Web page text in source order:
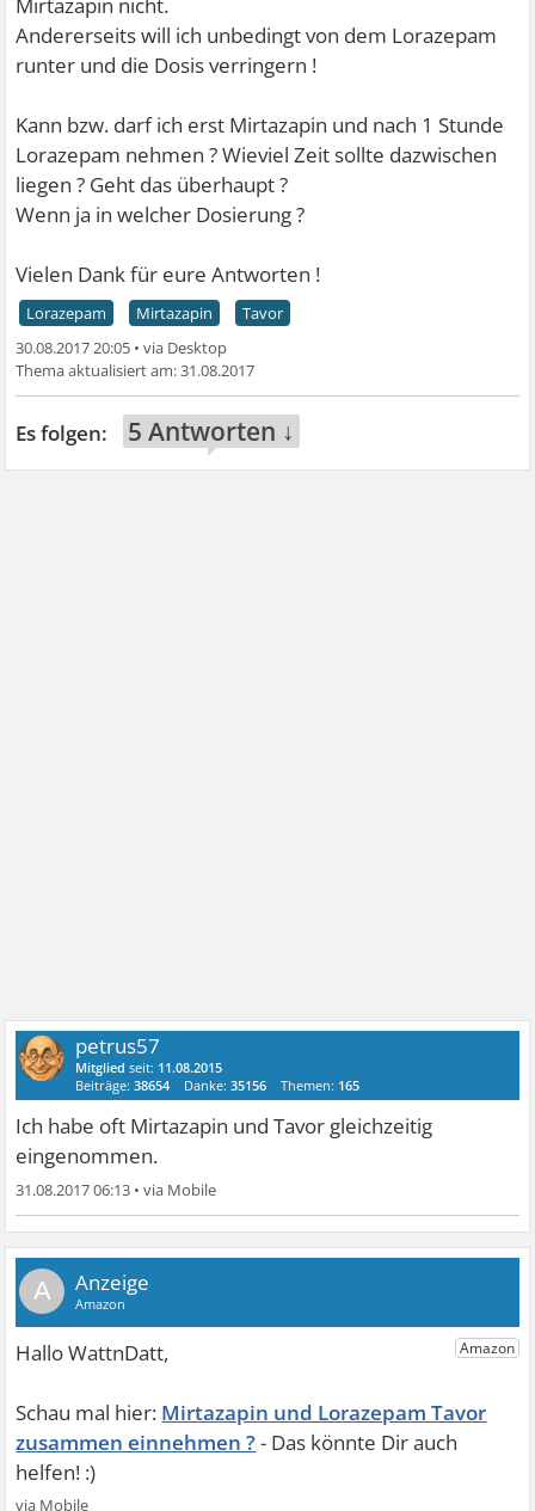
Andererseits will ich unbedingt von dem Lorazepam
runter und die Dosis verringern !
Kann bzw. darf ich erst Mirtazapin und nach 1 Stunde
Lorazepam nehmen ? Wieviel Zeit sollte dazwischen
liegen ? Geht das überhaupt ?
Wenn ja in welcher Dosierung ?
Vielen Dank für eure Antworten !
Lorazepam Mirtazapin
Tavor
30.08.2017 20:05 •
31.08.2017
5 Antworten ↓
petrus57
Mitglied seit: 11.08.2015
Beiträge:38654 Danke:35156 Themen: 165
Ich habe oft Mirtazapin und Tavor gleichzeitig
eingenommen.
31.08.2017 06:13 •
A
Mirtazapin und Lorazepam Tavor
zusammen einnehmen ?